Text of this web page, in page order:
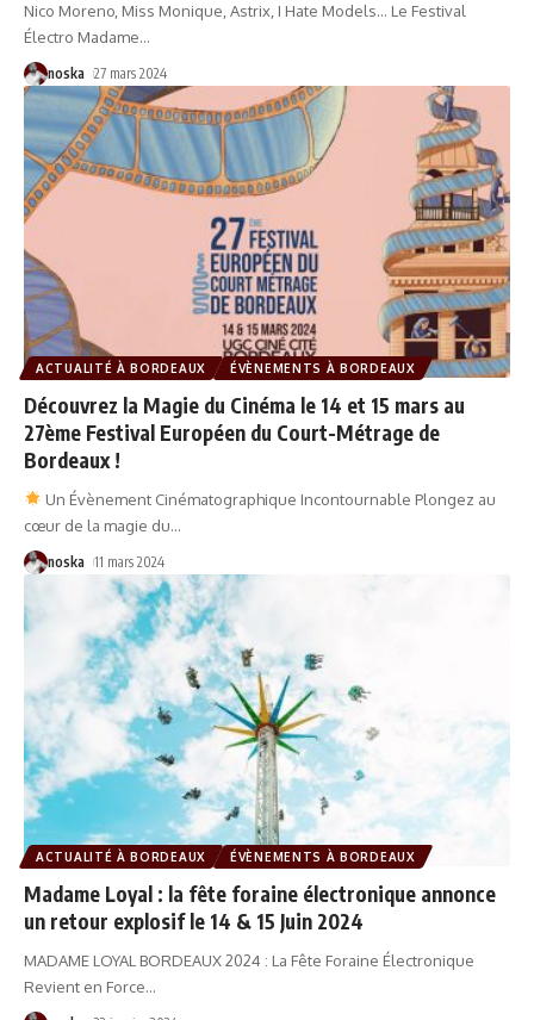
Nico Moreno, Miss Monique, Astrix, I Hate Models... Le Festival
Électro Madame…
noska 27 mars 2024
ACTUALITÉ À BORDEAUX ÉVÈNEMENTS À BORDEAUX
Découvrez la Magie du Cinéma le 14 et 15 mars au
27ème Festival Européen du Court-Métrage de
Bordeaux !
Un Évènement Cinématographique Incontournable Plongez au
cœur de la magie du…
noska 11 mars 2024
ACTUALITÉ À BORDEAUX ÉVÈNEMENTS À BORDEAUX
Madame Loyal : la fête foraine électronique annonce
un retour explosif le 14 & 15 Juin 2024
MADAME LOYAL BORDEAUX 2024 : La Fête Foraine Électronique
Revient en Force…